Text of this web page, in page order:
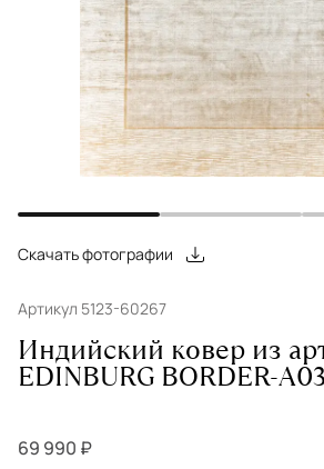
Скачать фотографии
Артикул 5123-60267
Индийский ковер из
EDINBURG BORDER-
69 990 ₽